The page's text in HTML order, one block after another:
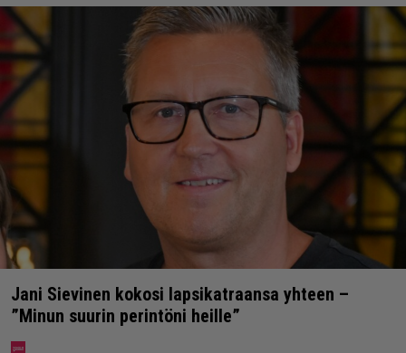
Jani Sievinen kokosi lapsikatraansa yhteen –
”Minun suurin perintöni heille”